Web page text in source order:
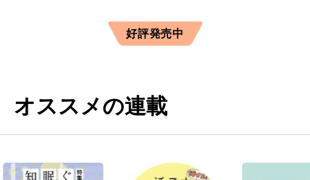
好評発売中
オススメの連載